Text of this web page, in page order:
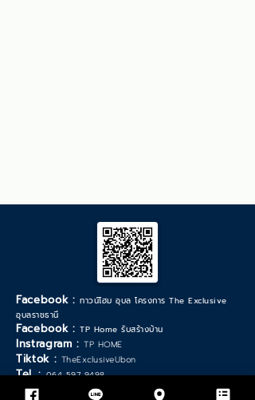
Facebook :ทาวน์โฮม อุบล โครงการ The Exclusive
อุบลราชธานี
Facebook :TP Home รับสร้างบ้าน
Instragram : TP HOME
Tiktok : TheExclusiveUbon
Tel. :064-597-9498
*วันเวลาทำการ จันทร์ - เสาร์ :9.00 - 17.30 น